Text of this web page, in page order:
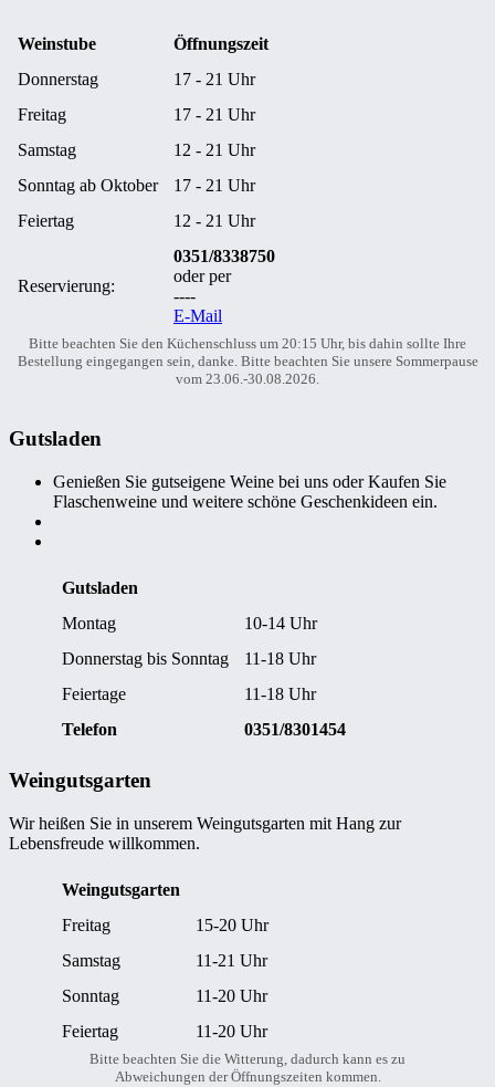
Weinstube
Öffnungszeit
Donnerstag
17 - 21 Uhr
Freitag
17 - 21 Uhr
Samstag
12 - 21 Uhr
Sonntag ab Oktober
17 - 21 Uhr
Feiertag
12 - 21 Uhr
Reservierung:
0351/8338750
oder per
----
E-Mail
Bitte beachten Sie den Küchenschluss um 20:15 Uhr, bis dahin sollte Ihre
Bestellung eingegangen sein, danke. Bitte beachten Sie unsere Sommerpause
vom 23.06.-30.08.2026.
Gutsladen
Genießen Sie gutseigene Weine bei uns oder Kaufen Sie
Flaschenweine und weitere schöne Geschenkideen ein.
Gutsladen
Montag
10-14 Uhr
Donnerstag bis Sonntag
11-18 Uhr
Feiertage
11-18 Uhr
Telefon
0351/8301454
Weingutsgarten
Wir heißen Sie in unserem Weingutsgarten mit Hang zur
Lebensfreude willkommen.
Weingutsgarten
Freitag
15-20 Uhr
Samstag
11-21 Uhr
Sonntag
11-20 Uhr
Feiertag
11-20 Uhr
Bitte beachten Sie die Witterung, dadurch kann es zu
Abweichungen der Öffnungszeiten kommen.